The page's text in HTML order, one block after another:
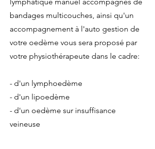
bandages multicouches, ainsi qu'un
accompagnement à l'auto gestion de
votre oedème vous sera proposé par
votre physiothérapeute dans le cadre:
- d'un lymphoedème
- d'un lipoedème
- d'un oedème sur insuffisance
veineuse